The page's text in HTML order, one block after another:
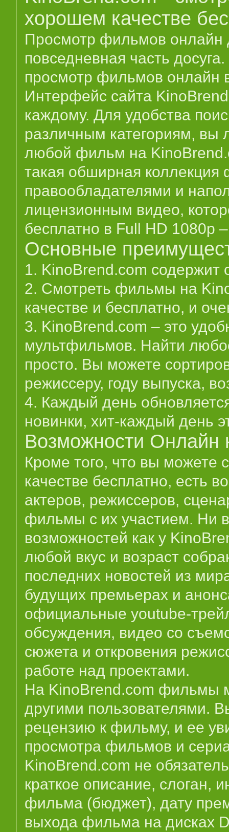
хорошем качестве
Просмотр фильмов онлайн
повседневная часть
просмотр фильмов онлайн
Интерфейс сайта
каждому. Для удобства
различным категориям, вы
любой фильм на
такая обширная
правообладателями и
лицензионным видео,
бесплатно в Full HD 1080p
Основные
1. KinoBrend.com
2. Смотреть фильмы на
качестве и бесплатно, и
3. KinoBrend.com – это
мультфильмов. Найти
просто. Вы можете
режиссеру, году выпуска,
4. Каждый день
новинки, хит-каждый день
Возможности Онлайн
Кроме того, что вы
качестве бесплатно, есть
актеров, режиссеров,
фильмы с их участием. Ни
возможностей как у
любой вкус и возраст
последних новостей из
будущих премьерах и
официальные youtube-
обсуждения, видео со
сюжета и откровения
работе над проектами.
На KinoBrend.com фильмы
другими пользователями.
рецензию к фильму, и ее
просмотра фильмов и
KinoBrend.com не
краткое описание, слоган,
фильма (бюджет), дату
выхода фильма на дисках